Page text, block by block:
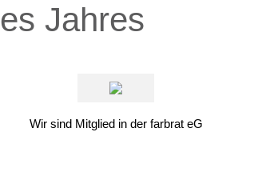
Jahres
Wir sind Mitglied in der farbrat eG